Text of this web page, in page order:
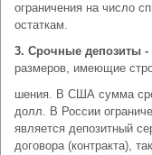
ограничения на число
остаткам.
3. Срочные депозиты -
размеров, имеющие
шения. В США сумма
долл. В России
является депозитный
договора (контракта),